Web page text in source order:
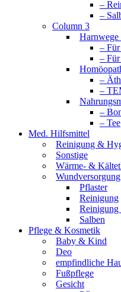
–
–
Column 3
Harnwege
–
–
–
–
–
– Tee
Med. Hilfsmittel
Reinigung &
Sonstige
Wärme- &
Wundversorgung
Pflaster
Reinigung
Salben
Pflege & Kosmetik
Baby & Kind
Deo
empfindliche
Fußpflege
Gesicht